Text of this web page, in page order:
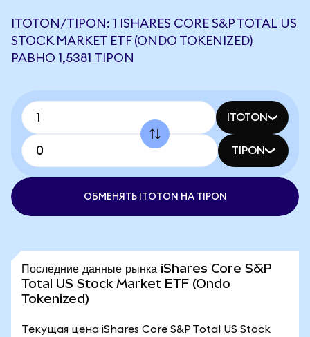
ITOTON/TIPON: 1 ISHARES CORE S&P TOTAL US
STOCK MARKET ETF (ONDO TOKENIZED)
РАВНО 1,5381 TIPON
ITOTON
TIPON
ОБМЕНЯТЬ ITOTON НА TIPON
Последние данные рынка iShares Core S&P
Total US Stock Market ETF (Ondo
Tokenized)
Текущая цена iShares Core S&P Total US Stock